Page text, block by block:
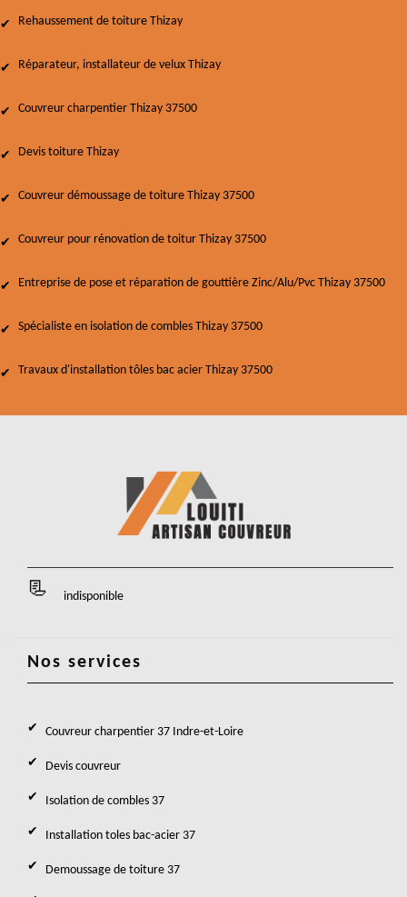
Rehaussement de toiture Thizay
Réparateur, installateur de velux Thizay
Couvreur charpentier Thizay 37500
Devis toiture Thizay
Couvreur démoussage de toiture Thizay 37500
Couvreur pour rénovation de toitur Thizay 37500
Entreprise de pose et réparation de gouttière Zinc/Alu/Pvc Thizay 37500
Spécialiste en isolation de combles Thizay 37500
Travaux d'installation tôles bac acier Thizay 37500
indisponible
Nos services
Couvreur charpentier 37 Indre-et-Loire
Devis couvreur
Isolation de combles 37
Installation toles bac-acier 37
Demoussage de toiture 37